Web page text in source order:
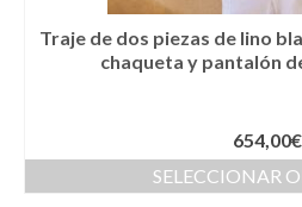
Anillos
Cestas
Traje de dos piezas de lino
chaqueta y pantalón
654,00€
SELECCIONAR